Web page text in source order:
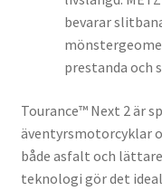
bevarar
prestanda och
Tourance™ Next 2 är
äventyrsmotorcyklar
både asfalt och
teknologi gör det